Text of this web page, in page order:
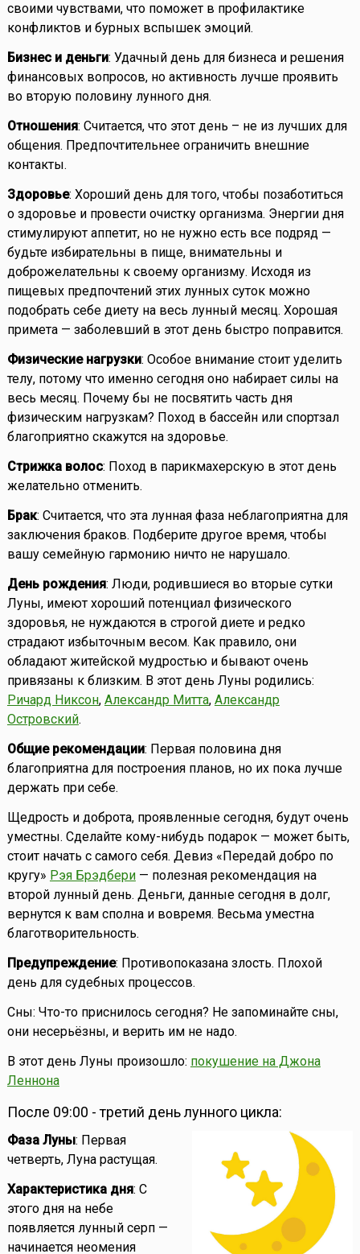
своими чувствами, что поможет в профилактике
конфликтов и бурных вспышек эмоций.
Бизнес и деньги: Удачный день для бизнеса и решения
финансовых вопросов, но активность лучше проявить
во вторую половину лунного дня.
Отношения: Считается, что этот день – не из лучших для
общения. Предпочтительнее ограничить внешние
контакты.
Здоровье: Хороший день для того, чтобы позаботиться
о здоровье и провести очистку организма. Энергии дня
стимулируют аппетит, но не нужно есть все подряд —
будьте избирательны в пище, внимательны и
доброжелательны к своему организму. Исходя из
пищевых предпочтений этих лунных суток можно
подобрать себе диету на весь лунный месяц. Хорошая
примета — заболевший в этот день быстро поправится.
Физические нагрузки: Особое внимание стоит уделить
телу, потому что именно сегодня оно набирает силы на
весь месяц. Почему бы не посвятить часть дня
физическим нагрузкам? Поход в бассейн или спортзал
благоприятно скажутся на здоровье.
Стрижка волос: Поход в парикмахерскую в этот день
желательно отменить.
Брак: Считается, что эта лунная фаза неблагоприятна для
заключения браков. Подберите другое время, чтобы
вашу семейную гармонию ничто не нарушало.
День рождения: Люди, родившиеся во вторые сутки
Луны, имеют хороший потенциал физического
здоровья, не нуждаются в строгой диете и редко
страдают избыточным весом. Как правило, они
обладают житейской мудростью и бывают очень
привязаны к близким. В этот день Луны родились:
Ричард Никсон, Александр Митта, Александр
Островский.
Общие рекомендации: Первая половина дня
благоприятна для построения планов, но их пока лучше
держать при себе.
Щедрость и доброта, проявленные сегодня, будут очень
уместны. Сделайте кому-нибудь подарок — может быть,
стоит начать с самого себя. Девиз «Передай добро по
кругу» Рэя Брэдбери— полезная рекомендация на
второй лунный день. Деньги, данные сегодня в долг,
вернутся к вам сполна и вовремя. Весьма уместна
благотворительность.
Предупреждение: Противопоказана злость. Плохой
день для судебных процессов.
Сны: Что-то приснилось сегодня? Не запоминайте сны,
они несерьёзны, и верить им не надо.
В этот день Луны произошло: покушение на Джона
Леннона
После 09:00 - третий день лунного цикла:
Фаза Луны: Первая
четверть, Луна растущая.
Характеристика дня: С
этого дня на небе
появляется лунный серп —
начинается неомения